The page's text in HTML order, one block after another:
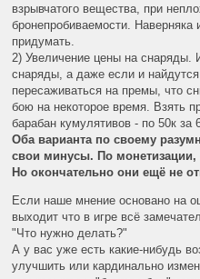
взрывчатого вещества, при
бронепробиваемости.
придумать.
2) Увеличение цены на снаряды.
снаряды, а даже если и
пересаживаться на премы, что
бою на некоторое время. Взять
барабан кумулятивов - по 50к
Оба варианта по своему
свои минусы. По
Но окончательно они ещё не
Если наше мнение основано на
выходит что в игре всё
"Что нужно делать?"
А у вас уже есть какие-нибудь
улучшить или кардинально